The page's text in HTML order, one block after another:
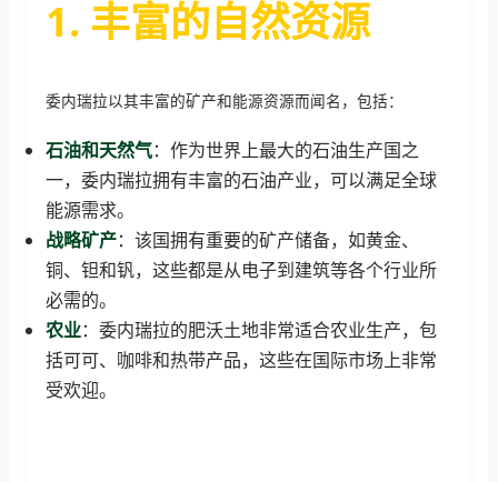
1. 丰富的自然资源
委内瑞拉以其丰富的矿产和能源资源而闻名，包括：
石油和天然气：作为世界上最大的石油生产国之
一，委内瑞拉拥有丰富的石油产业，可以满足全球
能源需求。
战略矿产：该国拥有重要的矿产储备，如黄金、
铜、钽和钒，这些都是从电子到建筑等各个行业所
必需的。
农业：委内瑞拉的肥沃土地非常适合农业生产，包
括可可、咖啡和热带产品，这些在国际市场上非常
受欢迎。